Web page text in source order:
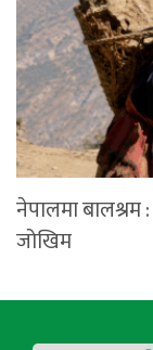
नेपालमा बालश्रम
जोखिम